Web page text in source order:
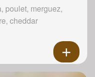
poulet, merguez,
cheddar